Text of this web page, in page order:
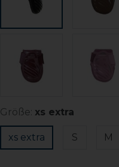
Größe: xs extra
xs extra S M